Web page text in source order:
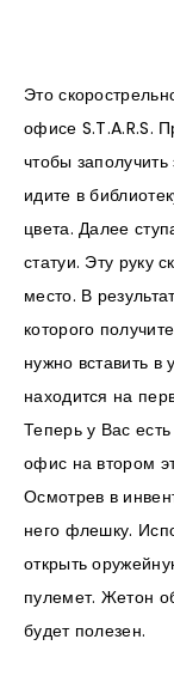
Это
офисе S.T.A.R.S.
чтобы
идите в
цвета. Далее
статуи. Эту руку
место. В
которого
нужно вставить в
находится на
Теперь у Вас
офис на втором
Осмотрев в
него флешку.
открыть
пулемет. Жетон
будет полезен.